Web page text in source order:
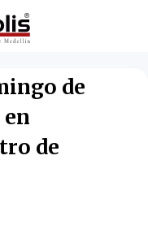
de
de